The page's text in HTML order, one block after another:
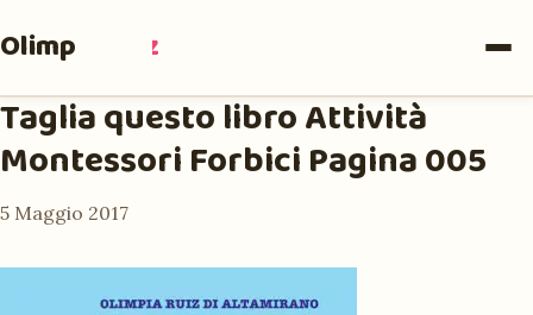
Olimpia Ruiz
Taglia questo libro Attività
Montessori Forbici Pagina 005
5 Maggio 2017